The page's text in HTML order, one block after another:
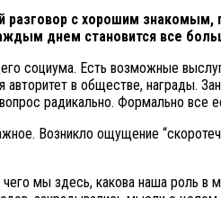
с хорошим
днем становится все
социума. Есть возможные
в обществе, награды.
радикально. Формально все
Возникло ощущение
мы здесь, какова наша роль в